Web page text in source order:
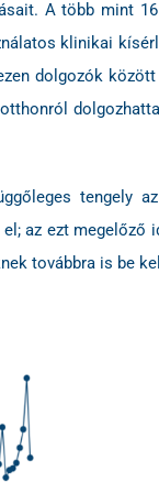
A több mint
klinikai
dolgozók
tengely
az ezt megelőző
továbbra is be